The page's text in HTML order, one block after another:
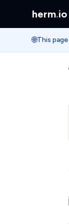
herm.io
🌐This